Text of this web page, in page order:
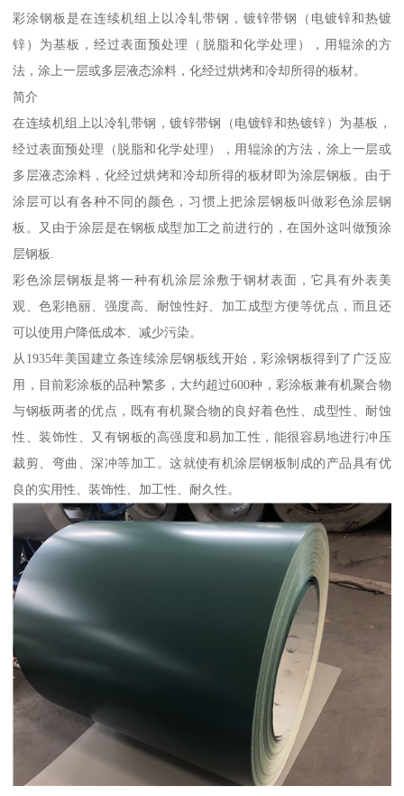
彩涂钢板是在连续机组上以冷轧带钢，镀锌带钢（电镀锌和热镀
锌）为基板，经过表面预处理（脱脂和化学处理），用辊涂的方
法，涂上一层或多层液态涂料，化经过烘烤和冷却所得的板材。
简介
在连续机组上以冷轧带钢，镀锌带钢（电镀锌和热镀锌）为基板，
经过表面预处理（脱脂和化学处理），用辊涂的方法，涂上一层或
多层液态涂料，化经过烘烤和冷却所得的板材即为涂层钢板。由于
涂层可以有各种不同的颜色，习惯上把涂层钢板叫做彩色涂层钢
板。又由于涂层是在钢板成型加工之前进行的，在国外这叫做预涂
层钢板.
彩色涂层钢板是将一种有机涂层涂敷于钢材表面，它具有外表美
观、色彩艳丽、强度高、耐蚀性好、加工成型方便等优点，而且还
可以使用户降低成本、减少污染。
从1935年美国建立条连续涂层钢板线开始，彩涂钢板得到了广泛应
用，目前彩涂板的品种繁多，大约超过600种，彩涂板兼有机聚合物
与钢板两者的优点，既有有机聚合物的良好着色性、成型性、耐蚀
性、装饰性、又有钢板的高强度和易加工性，能很容易地进行冲压
裁剪、弯曲、深冲等加工。这就使有机涂层钢板制成的产品具有优
良的实用性、装饰性、加工性、耐久性。